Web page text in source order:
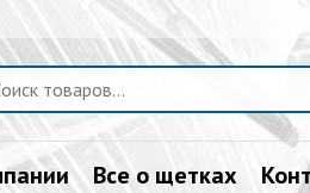
Все о щетках